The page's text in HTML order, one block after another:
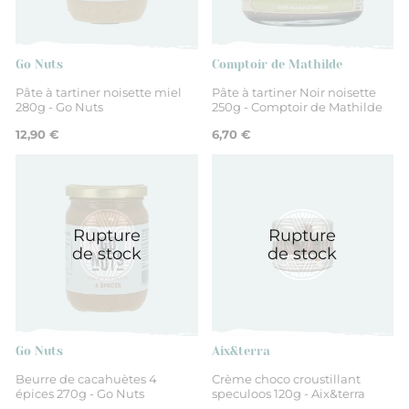
Go Nuts
Pâte à tartiner noisette miel
280g - Go Nuts
12,90 €
Comptoir de Mathilde
Pâte à tartiner Noir noisette
250g - Comptoir de Mathilde
6,70 €
Rupture
de stock
Go Nuts
Beurre de cacahuètes 4
épices 270g - Go Nuts
Rupture
de stock
Aix&terra
Crème choco croustillant
speculoos 120g - Aix&terra